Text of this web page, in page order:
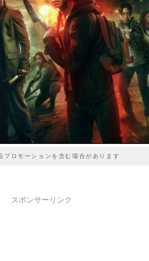
プロモーションを含む場合があります
スポンサーリンク